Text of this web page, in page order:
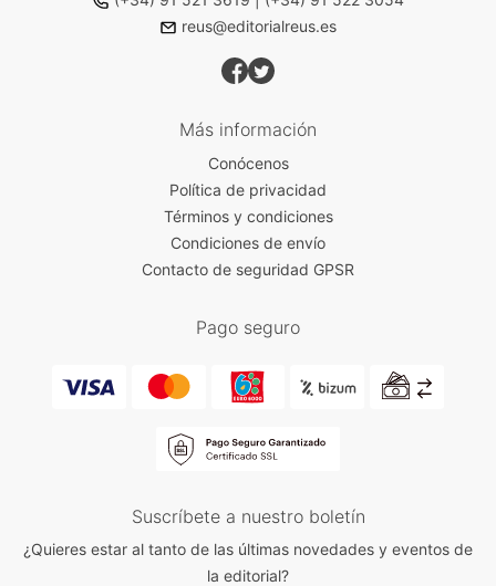
reus@editorialreus.es
Más información
Conócenos
Política de privacidad
Términos y condiciones
Condiciones de envío
Contacto de seguridad GPSR
Pago seguro
Suscríbete a nuestro boletín
¿Quieres estar al tanto de las últimas novedades y eventos de
la editorial?